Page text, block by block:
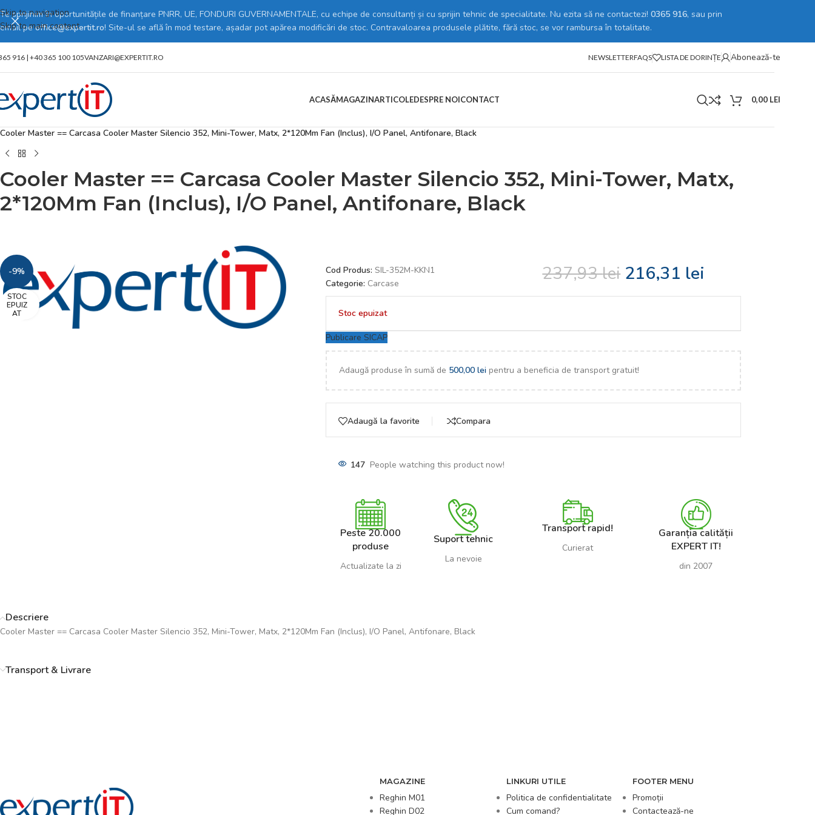
Skip to navigation
Skip to main content
Te sprijinim în oportunitățile de finanțare PNRR, UE, FONDURI GUVERNAMENTALE, cu echipe de consultanți și cu sprijin tehnic de specialitate. Nu ezita să ne contactezi! 0365 916, sau prin
email peoffice@expertit.ro! Site-ul se află în mod testare, așadar pot apărea modificări de stoc. Contravaloarea produsele plătite, fără stoc, se vor rambursa în totalitate.
916 | +40 365 100 105VANZARI@EXPERTIT.RO NEWSLETTERFAQS LISTA DE DORINȚE Abonează-te
ACASĂMAGAZINARTICOLEDESPRE NOICONTACT 0,00 LEI
Prima pagină Magazin online
Cooler Master == Carcasa Cooler Master Silencio 352, Mini-Tower, Matx, 2*120Mm Fan (Inclus), I/O Panel, Antifonare, Black
Cooler Master == Carcasa Cooler Master Silencio 352, Mini-Tower, Matx,
2*120Mm Fan (Inclus), I/O Panel, Antifonare, Black
-9%
STOC
EPUIZ
AT
Faceți click pentru a mări
Cod Produs: SIL-352M-KKN1
Categorie: Carcase 237,93lei 216,31 lei
Stoc epuizat
Publicare SICAP
Adaugă produse în sumă de 500,00 leipentru a beneficia de transport gratuit!
Adaugă la favorite Compara
147 People watching this product now!
Peste 20.000
produse
Actualizate la zi
Suport tehnic
La nevoie
Transport rapid!
Curierat
Garanția calității
EXPERT IT!
din 2007
Descriere
Cooler Master == Carcasa Cooler Master Silencio 352, Mini-Tower, Matx, 2*120Mm Fan (Inclus), I/O Panel, Antifonare, Black
Transport & Livrare
MAGAZINE
Reghin M01
Reghin D02
LINKURI UTILE
Politica de confidentialitate
Cum comand?
FOOTER MENU
Promoții
Contactează-ne